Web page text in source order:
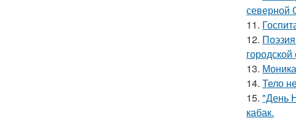
северной
11.
12.
13.
14. Тело
15. "День
кабак.